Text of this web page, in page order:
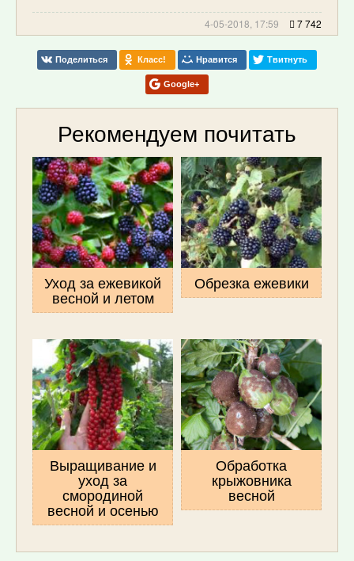
4-05-2018, 17:59 7 742
Поделиться Класс! Нравится Твитнуть
Google+
Рекомендуем почитать
Уход за ежевикой
весной и летом
Обрезка ежевики
Выращивание и
уход за
смородиной
весной и осенью
Обработка
крыжовника
весной